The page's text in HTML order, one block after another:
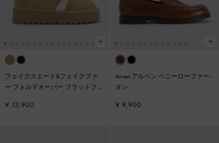
フェイクスエード&フェイクファ
ー フォルドオーバー フラットフォ
¥ 13,900
Arven アルベン ペニーローファー -
タン
¥ 9,900